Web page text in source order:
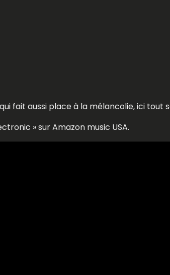
fait aussi place à la mélancolie, ici tout
» sur Amazon music USA.